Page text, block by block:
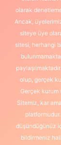
olarak
Ancak,
siteye üye
sitesi, herhangi
olup, gerçek
Gerçek kurum
Sitemiz, kar
düşündüğünüz
bildirmeniz